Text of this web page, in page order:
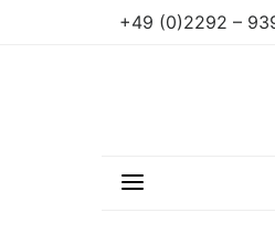
+49 (0)2292 –